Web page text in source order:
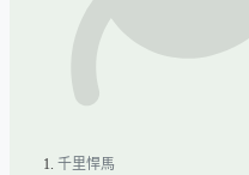
千里悍馬